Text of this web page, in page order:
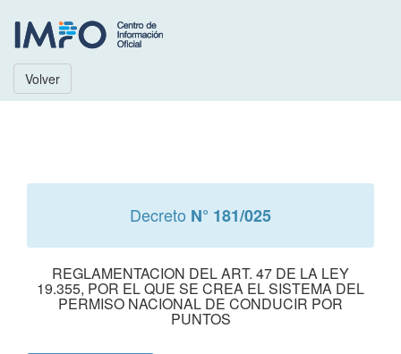
Volver
Decreto N° 181/025
REGLAMENTACION DEL ART. 47 DE LA LEY
19.355, POR EL QUE SE CREA EL SISTEMA DEL
PERMISO NACIONAL DE CONDUCIR POR
PUNTOS